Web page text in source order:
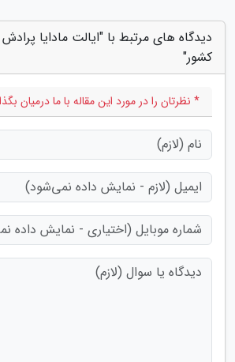
دیدگاه های مرتبط با "ایالت مادایا
کشور"
* نظرتان را در مورد این مقاله با ما درمیان